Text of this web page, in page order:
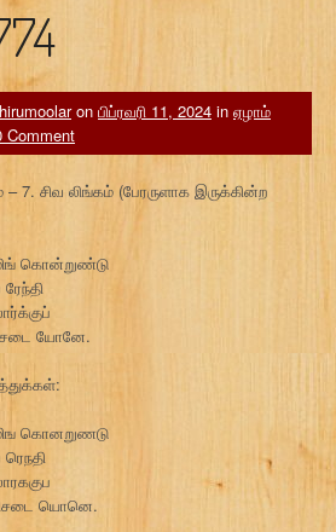
on பிப்ரவரி 11, 2024 in ஏழாம்
Comment
7. சிவ லிங்கம் (பேரருளாக இருக்கின்ற
கொன்றுண்டு
யோனே.
கொனறுணடு
யொனெ.